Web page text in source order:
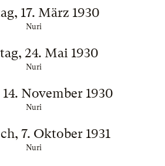
17. März 1930
Nuri
24. Mai 1930
Nuri
November 1930
Nuri
7. Oktober 1931
Nuri